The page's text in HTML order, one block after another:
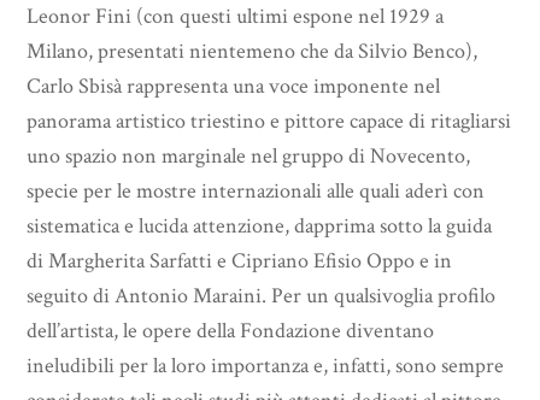
Leonor Fini (con questi ultimi espone nel 1929 a
Milano, presentati nientemeno che da Silvio Benco),
Carlo Sbisà rappresenta una voce imponente nel
panorama artistico triestino e pittore capace di ritagliarsi
uno spazio non marginale nel gruppo di Novecento,
specie per le mostre internazionali alle quali aderì con
sistematica e lucida attenzione, dapprima sotto la guida
di Margherita Sarfatti e Cipriano Efisio Oppo e in
seguito di Antonio Maraini. Per un qualsivoglia profilo
dell’artista, le opere della Fondazione diventano
ineludibili per la loro importanza e, infatti, sono sempre